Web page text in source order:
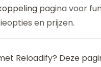
pagina voor
en prijzen.
Reloadify? Deze